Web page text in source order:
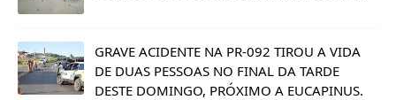
GRAVE ACIDENTE NA PR-092 TIROU A VIDA
DE DUAS PESSOAS NO FINAL DA TARDE
DESTE DOMINGO, PRÓXIMO A EUCAPINUS.